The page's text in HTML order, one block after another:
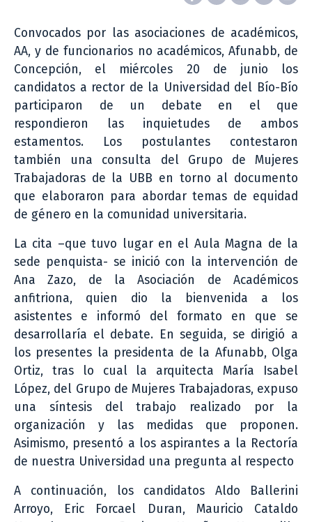
Convocados por las asociaciones de académicos,
AA, y de funcionarios no académicos, Afunabb, de
Concepción, el miércoles 20 de junio los
candidatos a rector de la Universidad del Bío-Bío
participaron de un debate en el que
respondieron las inquietudes de ambos
estamentos. Los postulantes contestaron
también una consulta del Grupo de Mujeres
Trabajadoras de la UBB en torno al documento
que elaboraron para abordar temas de equidad
de género en la comunidad universitaria.
La cita –que tuvo lugar en el Aula Magna de la
sede penquista- se inició con la intervención de
Ana Zazo, de la Asociación de Académicos
anfitriona, quien dio la bienvenida a los
asistentes e informó del formato en que se
desarrollaría el debate. En seguida, se dirigió a
los presentes la presidenta de la Afunabb, Olga
Ortiz, tras lo cual la arquitecta María Isabel
López, del Grupo de Mujeres Trabajadoras, expuso
una síntesis del trabajo realizado por la
organización y las medidas que proponen.
Asimismo, presentó a los aspirantes a la Rectoría
de nuestra Universidad una pregunta al respecto
A continuación, los candidatos Aldo Ballerini
Arroyo, Eric Forcael Duran, Mauricio Cataldo